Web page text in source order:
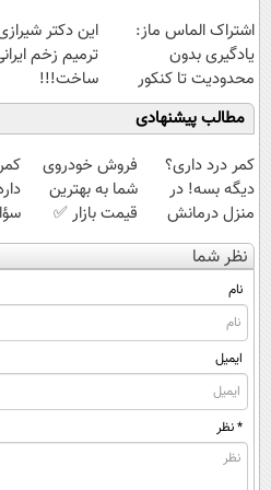
اشتراک الماس ماز:
یادگیری بدون
محدودیت تا کنکور
این دکتر
ترمیم زخم
ساخت!!!
مطالب پیشنهادی
کمر درد داری؟
دیگه بسه! در
منزل درمانش
کن
(◀پرسش‌نامه)
فروش خودروی
شما به بهترین
قیمت بازار ✅
نظر شما
نام
ایمیل
* نظر